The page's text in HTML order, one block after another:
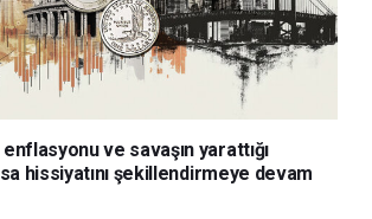
enflasyonu ve savaşın yarattığı
hissiyatını şekillendirmeye devam